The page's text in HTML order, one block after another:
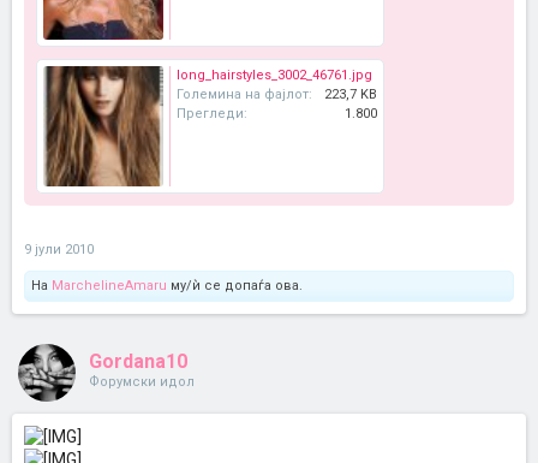
long_hairstyles_3002_46761.jpg
Големина на фајлот:
223,7 KB
Прегледи:
1.800
9 јули 2010
На MarchelineAmaru му/ѝ се допаѓа ова.
Gordana10
Форумски идол